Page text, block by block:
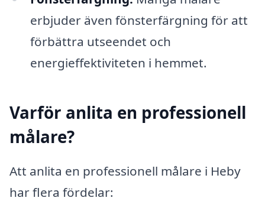
erbjuder även fönsterfärgning för att
förbättra utseendet och
energieffektiviteten i hemmet.
Varför anlita en professionell
målare?
Att anlita en professionell målare i Heby
har flera fördelar: